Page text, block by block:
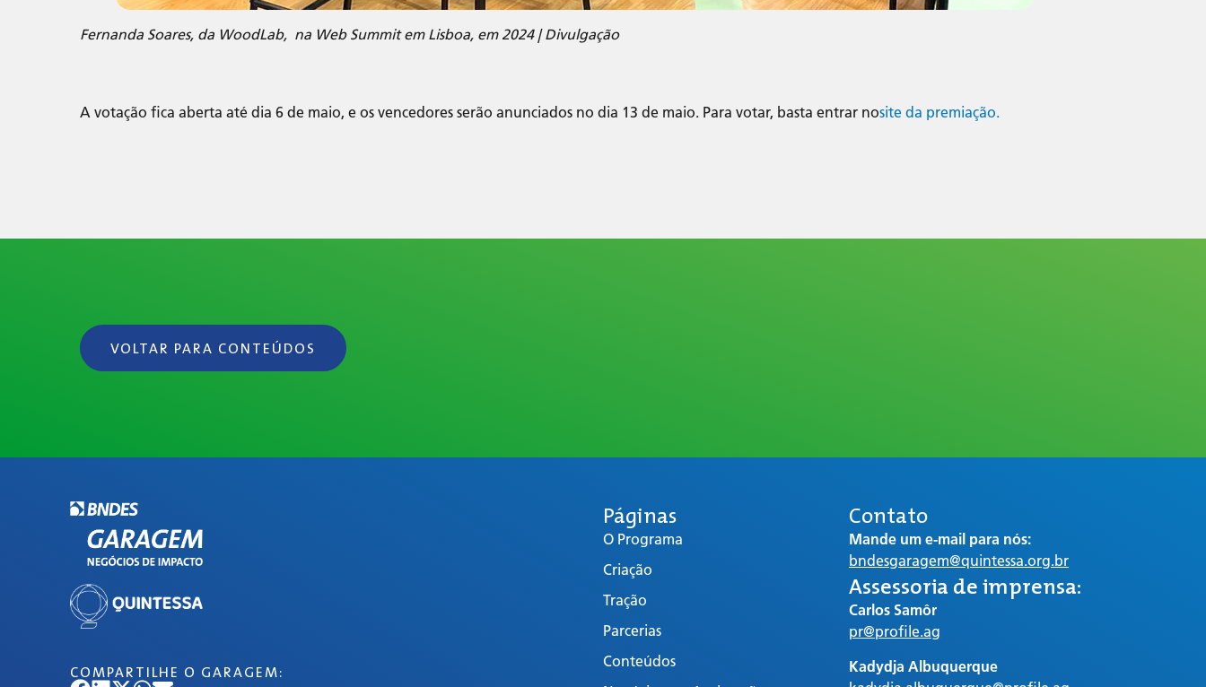
Fernanda Soares, da WoodLab, na Web Summit em Lisboa, em 2024 | Divulgação
A votação fica aberta até dia 6 de maio, e os vencedores serão anunciados no dia 13 de maio. Para votar, basta entrar nosite da premiação.
VOLTAR PARA CONTEÚDOS
COMPARTILHE O GARAGEM:
Páginas
O Programa
Criação
Tração
Parcerias
Conteúdos
Contato
Mande um e-mail para nós:
bndesgaragem@quintessa.org.br
Assessoria de imprensa:
Carlos Samôr
pr@profile.ag
Kadydja Albuquerque